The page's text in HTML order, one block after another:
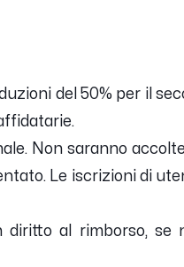
del 50% per il
Non saranno
Le iscrizioni di
diritto al rimborso,